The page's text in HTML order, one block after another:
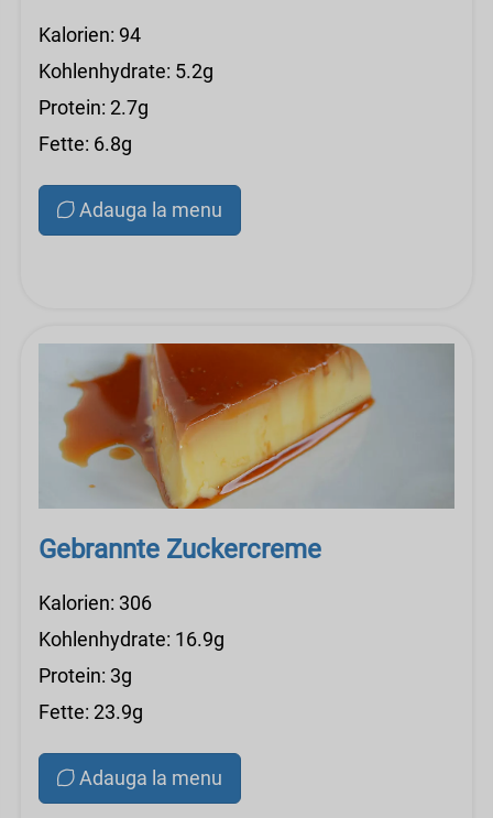
Kalorien: 94
Kohlenhydrate: 5.2g
Protein: 2.7g
Fette: 6.8g
Adauga la menu
Gebrannte Zuckercreme
Kalorien: 306
Kohlenhydrate: 16.9g
Protein: 3g
Fette: 23.9g
Adauga la menu